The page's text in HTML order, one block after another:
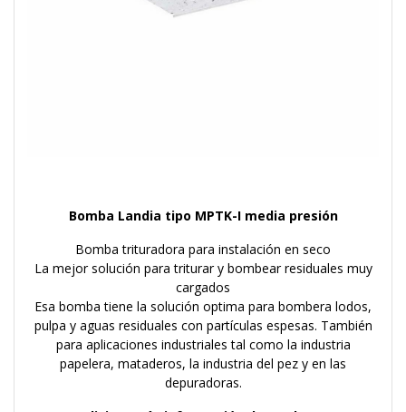
Bomba Landia tipo MPTK-I media presión
Bomba trituradora para instalación en seco
La mejor solución para triturar y bombear residuales muy
cargados
Esa bomba tiene la solución optima para bombera lodos,
pulpa y aguas residuales con partículas espesas. También
para aplicaciones industriales tal como la industria
papelera, mataderos, la industria del pez y en las
depuradoras.